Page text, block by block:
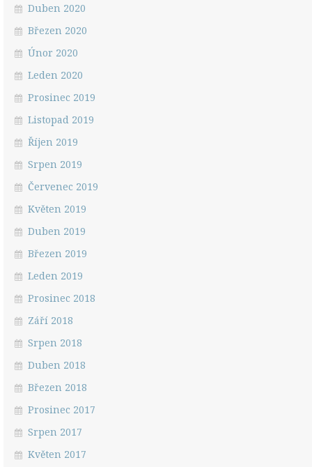
Duben 2020
Březen 2020
Únor 2020
Leden 2020
Prosinec 2019
Listopad 2019
Říjen 2019
Srpen 2019
Červenec 2019
Květen 2019
Duben 2019
Březen 2019
Leden 2019
Prosinec 2018
Září 2018
Srpen 2018
Duben 2018
Březen 2018
Prosinec 2017
Srpen 2017
Květen 2017